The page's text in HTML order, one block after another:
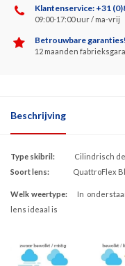
Klantenservice: +31
09:00-17:00 uur / ma-vrij
Betrouwbare garanties!
12 maanden
Beschrijving
Type skibril: Cilindrisch
Soort lens: QuattroFlex
Welk weertype: In
lens ideaal is